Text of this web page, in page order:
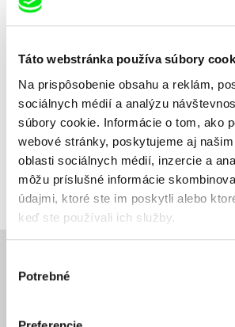
Táto webstránka používa súbory
Na prispôsobenie obsahu a reklám,
sociálnych médií a analýzu
súbory cookie. Informácie o tom, ako
webové stránky, poskytujeme aj
oblasti sociálnych médií, inzercie a
môžu príslušné informácie
údajmi, ktoré ste im poskytli alebo
keď ste používali ich služby.
súhlasu
Potrebné
Krajina pôvodu
Česko
Poľsko
Farba
Farebný
Produkcia
68, Budapest str., ap.1
1202 Sofia
Bulharsko
web:http://
tel: +359 2 983 14 11
fax: +359 2 987 04 17
Slovensko
web: http://
tel: 00421 903 564 164
European Film 2018,
Sofia International Film
Titanic International Film
International Film